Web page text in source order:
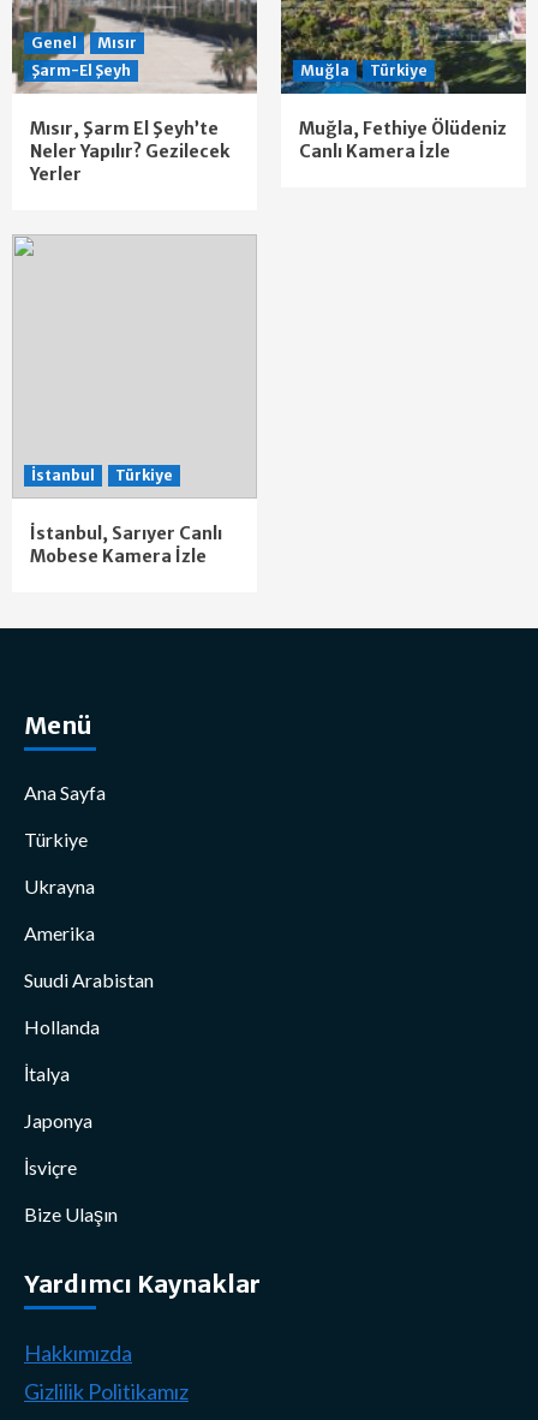
Genel
Mısır
Şarm-El Şeyh
Mısır, Şarm El Şeyh’te
Neler Yapılır? Gezilecek
Yerler
Muğla Türkiye
Muğla, Fethiye Ölüdeniz
Canlı Kamera İzle
İstanbul Türkiye
İstanbul, Sarıyer Canlı
Mobese Kamera İzle
Menü
Ana Sayfa
Türkiye
Ukrayna
Amerika
Suudi Arabistan
Hollanda
İtalya
Japonya
İsviçre
Bize Ulaşın
Yardımcı Kaynaklar
Hakkımızda
Gizlilik Politikamız